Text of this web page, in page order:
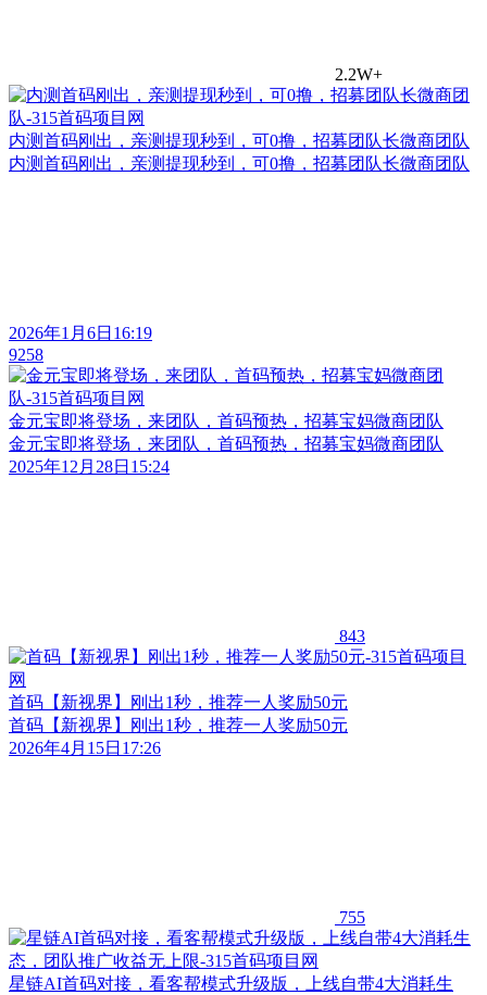
2.2W+
内测首码刚出，亲测提现秒到，可0撸，招募团队长微商团队
内测首码刚出，亲测提现秒到，可0撸，招募团队长微商团队
2026年1月6日16:19
9258
金元宝即将登场，来团队，首码预热，招募宝妈微商团队
金元宝即将登场，来团队，首码预热，招募宝妈微商团队
2025年12月28日15:24
843
首码【新视界】刚出1秒，推荐一人奖励50元
首码【新视界】刚出1秒，推荐一人奖励50元
2026年4月15日17:26
755
星链AI首码对接，看客帮模式升级版，上线自带4大消耗生